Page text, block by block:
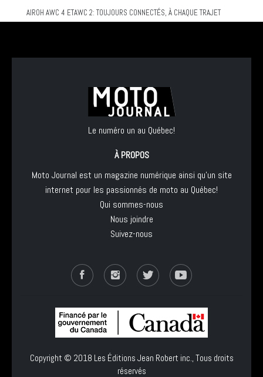
AIROH AWC 4 ETAWC 2: TOUJOURS CONNECTÉS, À CHAQUE TRAJET
Le numéro un au Québec!
À PROPOS
Moto Journal est un magazine numérique ainsi qu'un site
internet pour les passionnés de moto au Québec!
Qui sommes-nous
Nous joindre
Suivez-nous
Copyright © 2018 Les Éditions Jean Robert inc., Tous droits
réservés